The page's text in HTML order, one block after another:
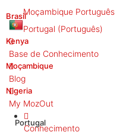
Moçambique Português
Portugal (Português)
Base de Conhecimento
Blog
My MozOut
Conhecimento
Brasil
Kenya
Moçambique
Nigeria
Portugal